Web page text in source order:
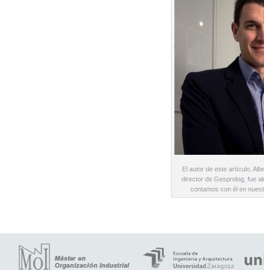
El autor de este artículo,
director de Gesprolog, fue
contamos con él en